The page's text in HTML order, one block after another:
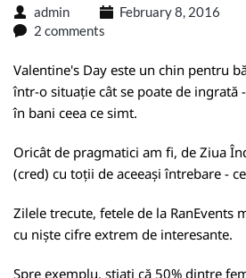
admin February 8, 2016
2 comments
Valentine's Day este un chin pentru
într-o situație cât se poate de ingrată
în bani ceea ce simt.
Oricât de pragmatici am fi, de Ziua
(cred) cu toții de aceeași întrebare -
Zilele trecute, fetele de la RanEvents
cu niște cifre extrem de interesante.
Spre exemplu, știați că 50% dintre